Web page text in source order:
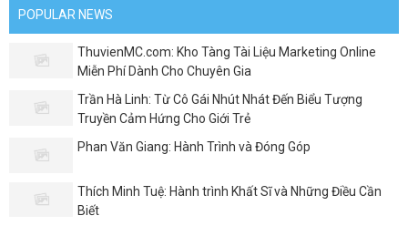
POPULAR NEWS
ThuvienMC.com: Kho Tàng Tài Liệu Marketing Online
Miễn Phí Dành Cho Chuyên Gia
Trần Hà Linh: Từ Cô Gái Nhút Nhát Đến Biểu Tượng
Truyền Cảm Hứng Cho Giới Trẻ
Phan Văn Giang: Hành Trình và Đóng Góp
Thích Minh Tuệ: Hành trình Khất Sĩ và Những Điều Cần
Biết